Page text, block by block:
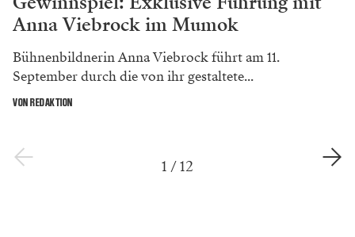
Anna Viebrock im Mumok
Bühnenbildnerin Anna Viebrock führt am 11.
September durch die von ihr gestaltete...
VON REDAKTION
1 /12